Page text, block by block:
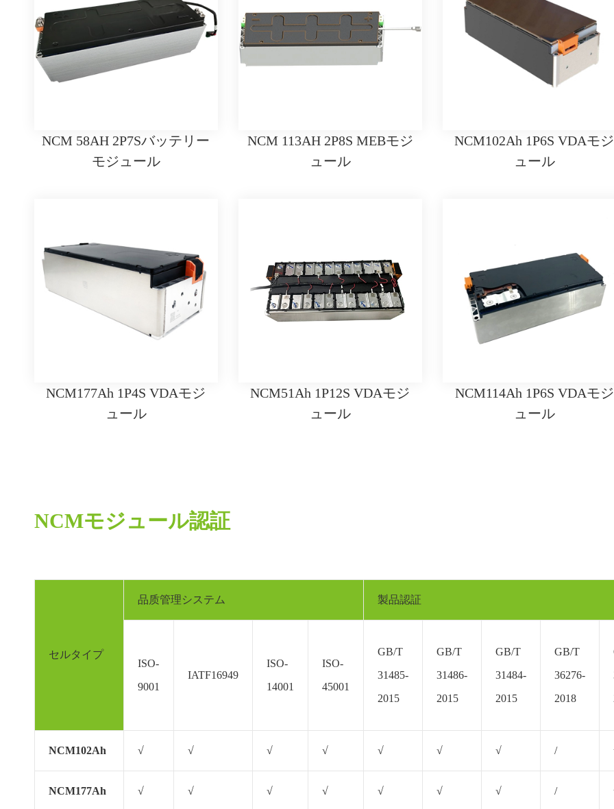
NCM 58AH 2P7Sバッテリー
モジュール
NCM 113AH 2P8S MEBモジ
ュール
NCM102Ah 1P6S VDAモジ
ュール
NCM177Ah 1P4S VDAモジ
ュール
NCM51Ah 1P12S VDAモジ
ュール
NCM114Ah 1P6S VDAモジ
ュール
NCMモジュール認証
セルタイプ
品质管理システム 製品認証
ISO-
9001
IATF16949
ISO-
14001
ISO-
45001
GB/T
31485-
2015
GB/T
31486-
2015
GB/T
31484-
2015
GB/T
36276-
2018
NCM102Ah √ √ √ √ √ √ √ /
NCM177Ah √ √ √ √ √ √ √ /